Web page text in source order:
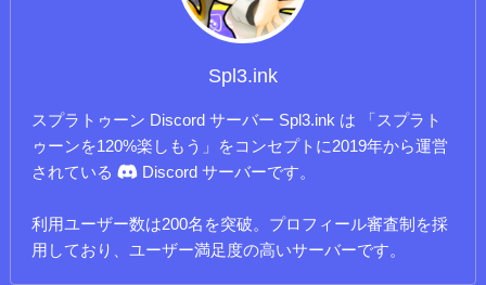
Spl3.ink
スプラトゥーン Discord サーバー Spl3.ink は 「スプラト
ゥーンを120%楽しもう」をコンセプトに2019年から運営
されている
Discord サーバーです。
利用ユーザー数は200名を突破。プロフィール審査制を採
用しており、ユーザー満足度の高いサーバーです。